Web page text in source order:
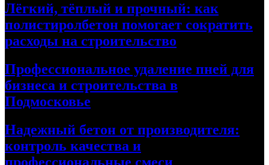
Лёгкий, тёплый и прочный: как
полистиролбетон помогает сократить
расходы на строительство
Профессиональное удаление пней для
бизнеса и строительства в
Подмосковье
Надежный бетон от производителя:
контроль качества и